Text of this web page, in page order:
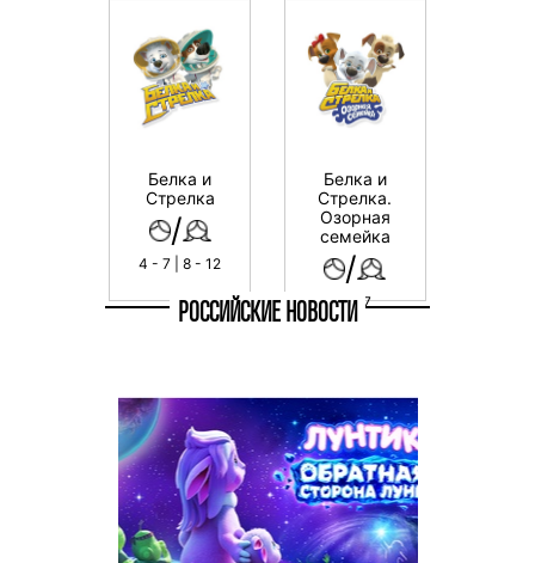
Белка и
Стрелка
/
4 - 7 | 8 - 12
Белка и
Стрелка.
Озорная
семейка
/
4 - 7
РОССИЙСКИЕ НОВОСТИ